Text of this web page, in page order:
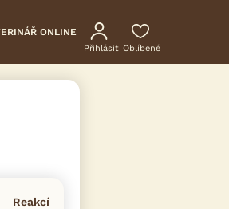
ONLINE
Přihlásit Oblíbené
Reakcí